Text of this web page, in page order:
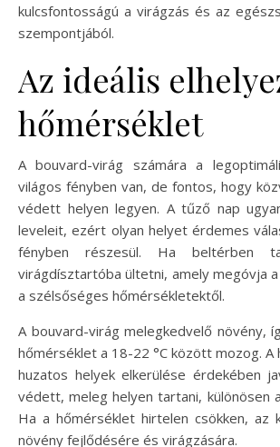
kulcsfontosságú a virágzás és az
szempontjából.
Az ideális
hőmérséklet
A bouvard-virág számára a
világos fényben van, de fontos, hogy
védett helyen legyen. A tűző nap
leveleit, ezért olyan helyet érdemes
fényben részesül. Ha beltérben
virágdísztartóba ültetni, amely megóvja
a szélsőséges hőmérsékletektől.
A bouvard-virág melegkedvelő növény,
hőmérséklet a 18-22 °C között mozog. A
huzatos helyek elkerülése érdekében
védett, meleg helyen tartani, különösen
Ha a hőmérséklet hirtelen csökken, az
növény fejlődésére és virágzására.